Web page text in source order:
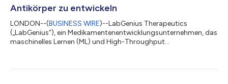
Antikörper zu entwickeln
LONDON--(BUSINESS WIRE)--LabGenius Therapeutics
(„LabGenius”), ein Medikamentenentwicklungsunternehmen, das
maschinelles Lernen (ML) und High-Throughput
Forschungs- und Entwicklungszusammenarbeit sowie eine